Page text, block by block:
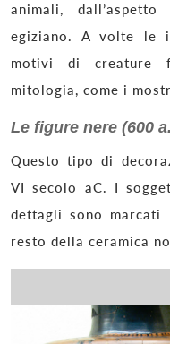
animali,
egiziano. A volte le
motivi di creature
mitologia, come i
Le figure nere (600
Questo tipo di
VI secolo aC. I
dettagli sono marcati
resto della ceramica